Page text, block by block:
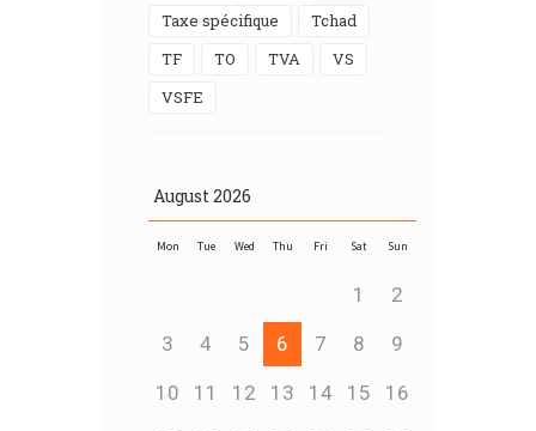
Taxe spécifique
Tchad
TF
TO TVA
VS
VSFE
August 2026
Mon Tue Wed Thu Fri Sat Sun
1 2
3 4 5 6 7 8 9
10 11 12 13 14 15 16